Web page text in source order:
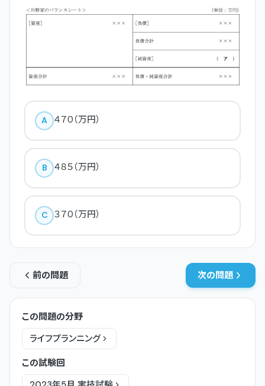
A ４７０（万円）
B ４８５（万円）
C ３７０（万円）
前の問題 次の問題
この問題の分野
ライフプランニング
この試験回